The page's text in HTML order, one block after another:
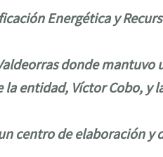
Energética y
donde mantuvo
entidad, Víctor Cobo, y
centro de elaboración y